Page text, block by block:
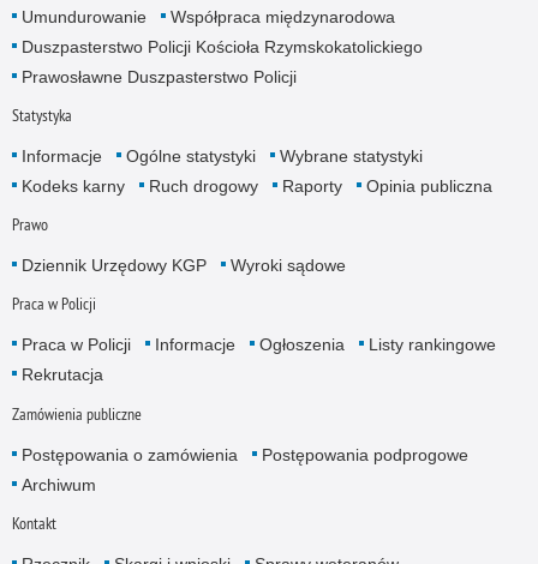
Umundurowanie
Współpraca międzynarodowa
Duszpasterstwo Policji Kościoła Rzymskokatolickiego
Prawosławne Duszpasterstwo Policji
Statystyka
Informacje Ogólne statystyki
Wybrane statystyki
Kodeks karny
Ruch drogowy Raporty Opinia publiczna
Prawo
Dziennik Urzędowy KGP Wyroki sądowe
Praca w Policji
Praca w Policji Informacje Ogłoszenia
Listy rankingowe
Rekrutacja
Zamówienia publiczne
Postępowania o zamówienia
Postępowania podprogowe
Archiwum
Kontakt